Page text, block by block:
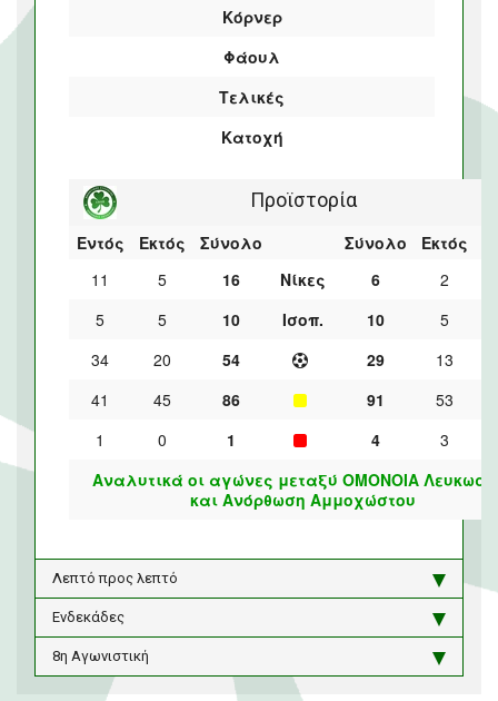
Κόρνερ
Φάουλ
Τελικές
Κατοχή
Προϊστορία
Εντός Εκτός Σύνολο Σύνολο Εκτός
11
5 16 Νίκες 6
2
5
5 10 Ισοπ. 10
5
34
20 54 29 13
41
45 86 91 53
1
0 1 4
3
Αναλυτικά οι αγώνες μεταξύ ΟΜΟΝΟΙΑ
και Ανόρθωση Αμμοχώστου
Λεπτό προς λεπτό
Ενδεκάδες
8η Αγωνιστική